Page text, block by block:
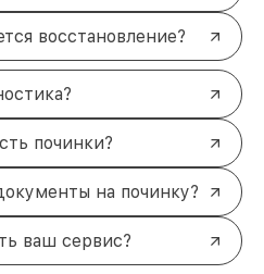
восстановление?
починки?
на починку?
ваш сервис?